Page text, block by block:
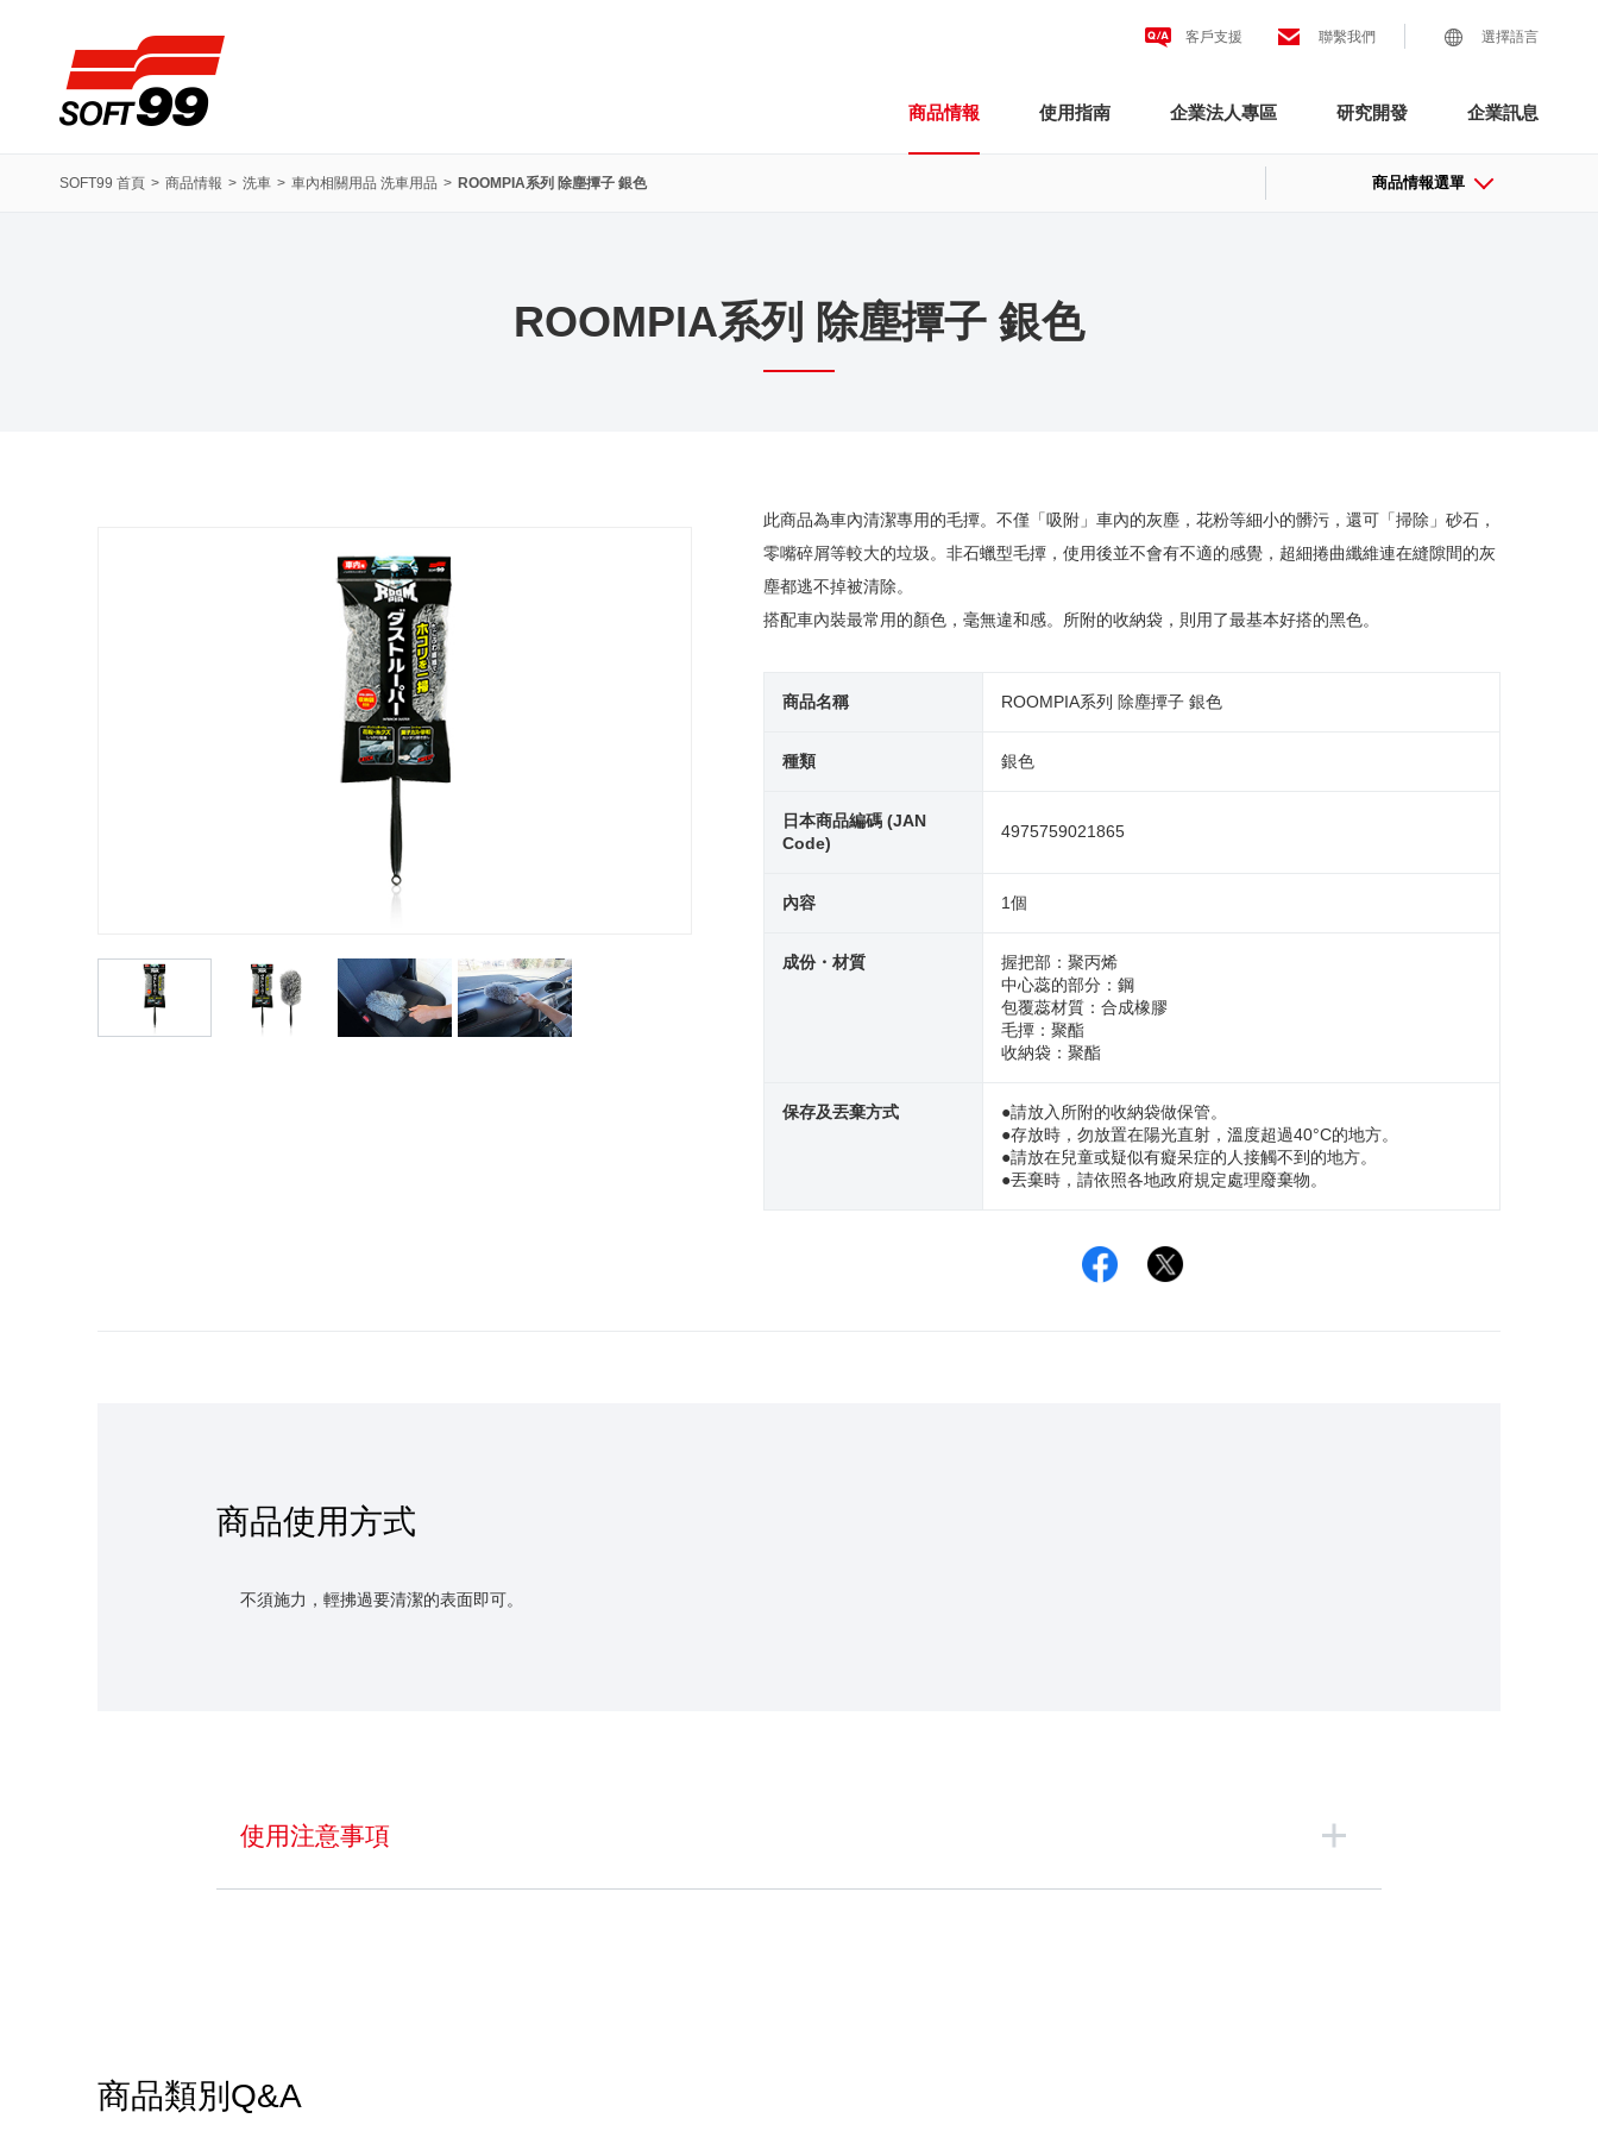
客戶支援 聯繫我們 選擇語言
商品情報 使用指南 企業法人專區 研究開發 企業訊息
SOFT99 首頁 商品情報 洗車 車內相關用品 洗車用品 ROOMPIA系列 除塵撢子 銀色 商品情報選單
ROOMPIA系列 除塵撢子 銀色
此商品為車內清潔專用的毛撢。不僅「吸附」車內的灰塵，花粉等細小的髒污，還可「掃除」砂石，
零嘴碎屑等較大的垃圾。非石蠟型毛撢，使用後並不會有不適的感覺，超細捲曲纖維連在縫隙間的灰
塵都逃不掉被清除。
搭配車內裝最常用的顏色，毫無違和感。所附的收納袋，則用了最基本好搭的黑色。
商品名稱 ROOMPIA系列 除塵撢子 銀色
種類 銀色
日本商品編碼 (JAN
Code)
4975759021865
內容 1個
成份・材質
握把部：聚丙烯
中心蕊的部分：鋼
包覆蕊材質：合成橡膠
毛撢：聚酯
收納袋：聚酯
保存及丟棄方式
●請放入所附的收納袋做保管。
●存放時，勿放置在陽光直射，溫度超過40°C的地方。
●請放在兒童或疑似有癡呆症的人接觸不到的地方。
●丟棄時，請依照各地政府規定處理廢棄物。
Facebook
商品使用方式
不須施力，輕拂過要清潔的表面即可。
使用注意事項
商品類別Q&A